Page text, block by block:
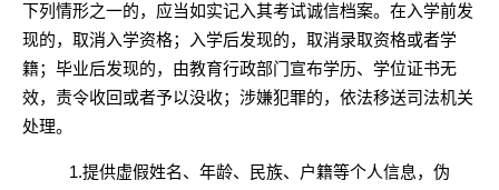
下列情形之一的，应当如实记入其考试诚信档案。在入学前发
现的，取消入学资格；入学后发现的，取消录取资格或者学
籍；毕业后发现的，由教育行政部门宣布学历、学位证书无
效，责令收回或者予以没收；涉嫌犯罪的，依法移送司法机关
处理。
1.提供虚假姓名、年龄、民族、户籍等个人信息，伪